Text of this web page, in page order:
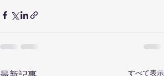
すべて表示